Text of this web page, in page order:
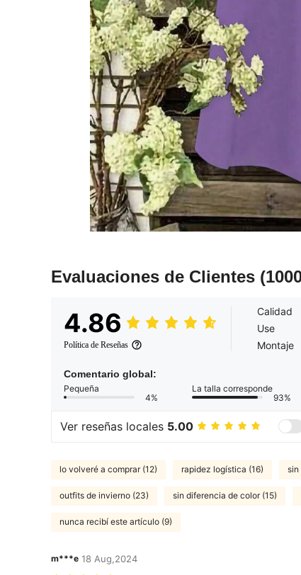
Evaluaciones de Clientes
4.86
Política de Reseñas
Calidad
Use
Montaje
Comentario global:
Pequeña
4%
La talla corresponde
93%
Ver reseñas locales 5.00
lo volveré a comprar (12) rapidez logística (16) sin
outfits de invierno (23) sin diferencia de color (15)
nunca recibí este artículo (9)
m***e 18 Aug,2024